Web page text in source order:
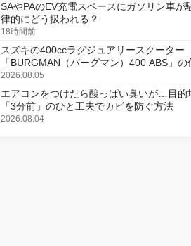
SAやPAのEV充電スペースにガソリン車が
律的にどう扱われる？
18時間前
スズキの400ccラグジュアリースクーター
「BURGMAN（バーグマン）400 ABS」の
更し、8月18日に発売
2026.08.05
エアコンをつけたら酸っぱい臭いが…目的
「3分前」のひと工夫でカビを防ぐ方法
2026.08.04